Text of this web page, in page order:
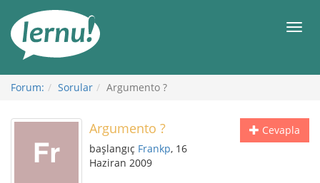
Görüntüleme
Forum: Sorular Argumento ?
Cevapla
Argumento ?
başlangıç Frankp, 16
Haziran 2009